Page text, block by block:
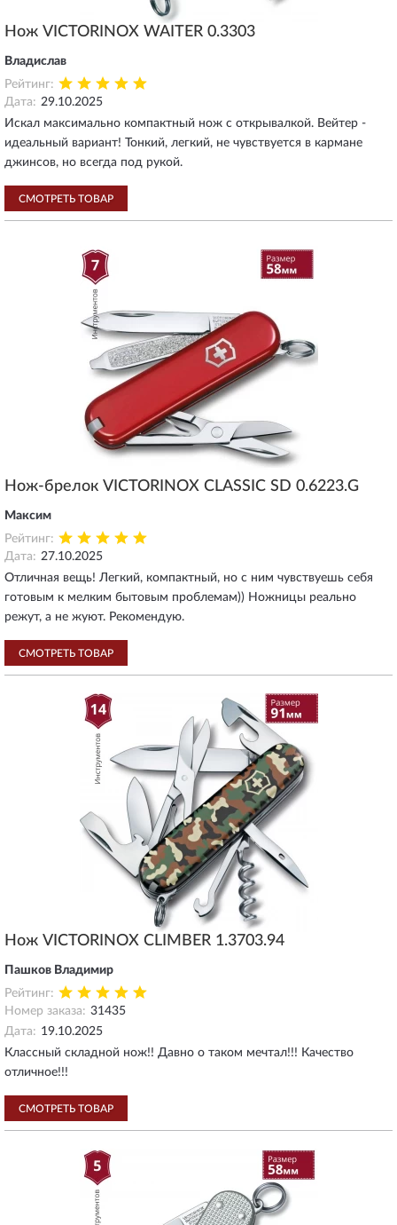
Нож VICTORINOX WAITER 0.3303
Владислав
Рейтинг:
Дата: 29.10.2025
Искал максимально компактный нож с открывалкой. Вейтер -
идеальный вариант! Тонкий, легкий, не чувствуется в кармане
джинсов, но всегда под рукой.
СМОТРЕТЬ ТОВАР
Нож-брелок VICTORINOX CLASSIC SD 0.6223.G
Максим
Рейтинг:
Дата: 27.10.2025
Отличная вещь! Легкий, компактный, но с ним чувствуешь себя
готовым к мелким бытовым проблемам)) Ножницы реально
режут, а не жуют. Рекомендую.
СМОТРЕТЬ ТОВАР
Нож VICTORINOX CLIMBER 1.3703.94
Пашков Владимир
Рейтинг:
Номер заказа: 31435
Дата: 19.10.2025
Классный складной нож!! Давно о таком мечтал!!! Качество
отличное!!!
СМОТРЕТЬ ТОВАР